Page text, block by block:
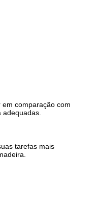
comparação com
tarefas mais